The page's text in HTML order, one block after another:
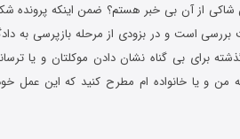
از آن بی خبر هستم؟ ضمن اینکه پرونده
است و در بزودی از مرحله بازپرسی به
برای بی گناه نشان دادن موکلتان و یا
و یا خانواده ام مطرح کنید که این عمل